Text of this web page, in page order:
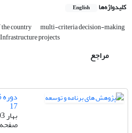
کلیدواژه‌ها English
country multi-criteria decision-making
Infrastructure projects
مراجع
17
بهار 1403
صفحه